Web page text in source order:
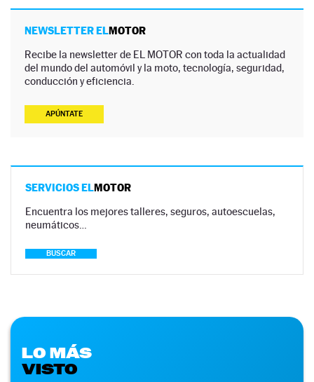
NEWSLETTER ELMOTOR
Recibe la newsletter de EL MOTOR con toda la actualidad
del mundo del automóvil y la moto, tecnología, seguridad,
conducción y eficiencia.
APÚNTATE
SERVICIOS ELMOTOR
Encuentra los mejores talleres, seguros, autoescuelas,
neumáticos…
BUSCAR
LO MÁS
VISTO